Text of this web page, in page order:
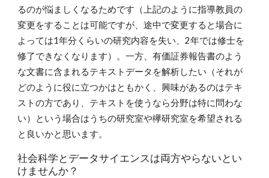
るのが悩ましくなるためです（上記のように指導教員の
変更をすることは可能ですが、途中で変更すると場合に
よっては1年分くらいの研究内容を失い、2年では修士を
修了できなくなります）。一方、有価証券報告書のよう
な文書に含まれるテキストデータを解析したい（それが
どのように役に立つかはともかく、興味があるのはテキ
ストの方であり、テキストを使うなら分野は特に問わな
い）という場合はうちの研究室や欅研究室を希望される
と良いかと思います。
社会科学とデータサイエンスは両方やらないとい
けませんか？